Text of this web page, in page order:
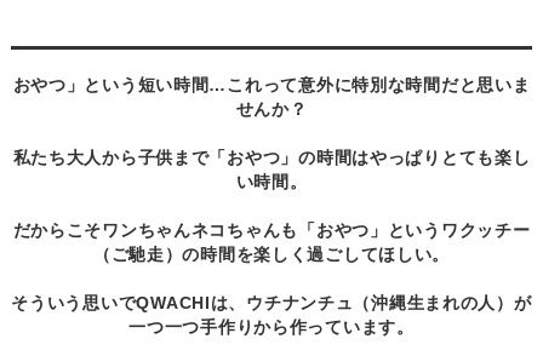
おやつ」 という短い時間…これって意外に特別な時間だと思いま
せんか？
私たち大人から子供まで「おやつ」の時間はやっぱりとても楽し
い時間。
だからこそワンちゃんネコちゃんも「おやつ」という ワクッチー
（ご馳走）の時間を楽しく過ごしてほしい。
そういう思いでQWACHIは、ウチナンチュ（沖縄生まれの人）が
一つ一つ手作りから作っています。